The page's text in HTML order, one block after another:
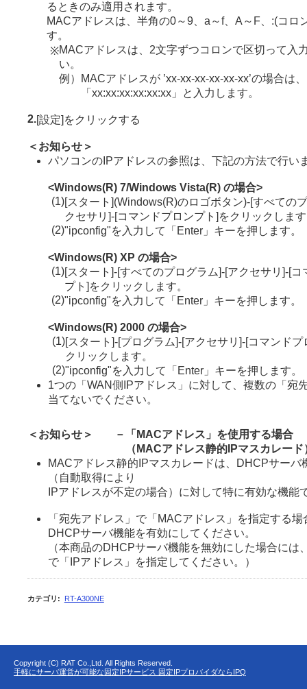
るときのみ適用されます。
MACアドレスは、半角の0～9、a～f、A～F、:(コロ
す。
※MACアドレスは、2文字ずつコロンで区切って入
い。
例）
MACアドレスが ’xx-xx-xx-xx-xx-xx’の場合は、
「xx:xx:xx:xx:xx:xx」と入力します。
2. [設定]をクリックする
＜お知らせ＞
パソコンのIPアドレスの参照は、下記の方法で行い
<Windows(R) 7/Windows Vista(R) の場合>
(1) [スタート](Windows(R)のロゴボタン)-[すべての
クセサリ]-[コマンドプロンプト]をクリックしま
(2)"ipconfig"を入力して「Enter」キーを押します。
<Windows(R) XP の場合>
(1) [スタート]-[すべてのプログラム]-[アクセサリ]-[コ
プト]をクリックします。
(2)"ipconfig"を入力して「Enter」キーを押します。
<Windows(R) 2000 の場合>
(1) [スタート]-[プログラム]-[アクセサリ]-[コマンドプ
クリックします。
(2)"ipconfig"を入力して「Enter」キーを押します。
1つの「WAN側IPアドレス」に対して、複数の「宛
当てないでください。
＜お知らせ＞ －
「MACアドレス」を使用する場合
（MACアドレス静的IPマスカレード
MACアドレス静的IPマスカレードは、DHCPサーバ
（自動取得により
IPアドレスが不定の場合）に対して特に有効な機能
「宛先アドレス」で「MACアドレス」を指定する
DHCPサーバ機能を有効にしてください。
（本商品のDHCPサーバ機能を無効にした場合には
で「IPアドレス」を指定してください。）
カテゴリ : RT-A300NE
Copyright (C) RAT Co.,Ltd. All Rights Reserved.
手軽にサーバ運営が可能な固定IPサービス 固定IPプロバイダならIPQ